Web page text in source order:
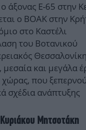
ο άξονας Ε-65 στην
ο ΒΟΑΚ στην
στο Καστέλι
του Βοτανικού
και μεγάλα
χώρας, που
σχέδια ανάπτυξης
Μητσοτάκη